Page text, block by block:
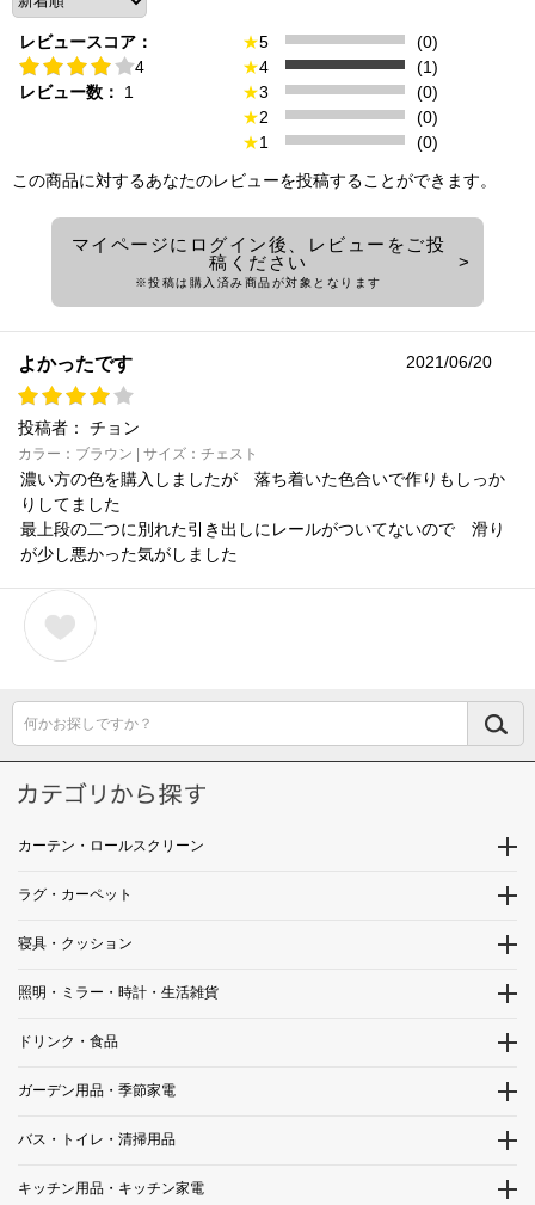
レビュースコア：
4
レビュー数：
1
★5
(0)
★4
(1)
★3
(0)
★2
(0)
★1
(0)
この商品に対するあなたのレビューを投稿することができます。
マイページにログイン後、レビューをご投
稿ください
※投稿は購入済み商品が対象となります
よかったです 2021/06/20
投稿者： チョン
カラー：ブラウン | サイズ：チェスト
濃い方の色を購入しましたが 落ち着いた色合いで作りもしっか
りしてました
最上段の二つに別れた引き出しにレールがついてないので 滑り
が少し悪かった気がしました
何かお探しですか？
カーテン・ロールスクリーン
ラグ・カーペット
寝具・クッション
照明・ミラー・時計・生活雑貨
ドリンク・食品
ガーデン用品・季節家電
バス・トイレ・清掃用品
キッチン用品・キッチン家電